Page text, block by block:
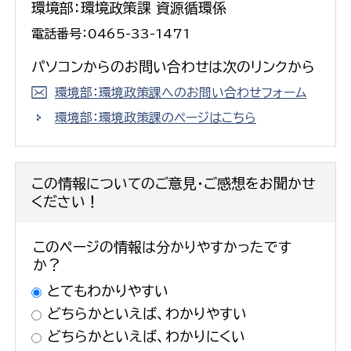
環境部：環境政策課 資源循環係
電話番号：0465-33-1471
パソコンからのお問い合わせは次のリンクから
環境部：環境政策課へのお問い合わせフォーム
環境部：環境政策課のページはこちら
この情報についてのご意見・ご感想をお聞かせ
ください！
このページの情報は分かりやすかったです
か？
とてもわかりやすい
どちらかといえば、わかりやすい
どちらかといえば、わかりにくい